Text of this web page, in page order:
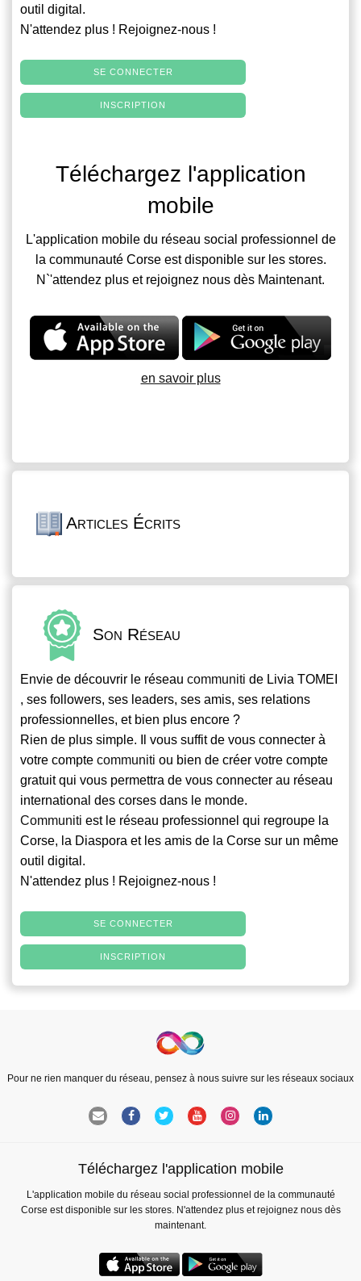
outil digital.
N'attendez plus ! Rejoignez-nous !
SE CONNECTER
INSCRIPTION
Téléchargez l'application
mobile
L'application mobile du réseau social professionnel de
la communauté Corse est disponible sur les stores.
N`'attendez plus et rejoignez nous dès Maintenant.
en savoir plus
Articles Écrits
Son Réseau
Envie de découvrir le réseau communiti de Livia TOMEI
, ses followers, ses leaders, ses amis, ses relations
professionnelles, et bien plus encore ?
Rien de plus simple. Il vous suffit de vous connecter à
votre compte communiti ou bien de créer votre compte
gratuit qui vous permettra de vous connecter au réseau
international des corses dans le monde.
Communiti est le réseau professionnel qui regroupe la
Corse, la Diaspora et les amis de la Corse sur un même
outil digital.
N'attendez plus ! Rejoignez-nous !
SE CONNECTER
INSCRIPTION
Pour ne rien manquer du réseau, pensez à nous suivre sur les réseaux sociaux
Téléchargez l'application mobile
L'application mobile du réseau social professionnel de la communauté
Corse est disponible sur les stores. N'attendez plus et rejoignez nous dès
maintenant.